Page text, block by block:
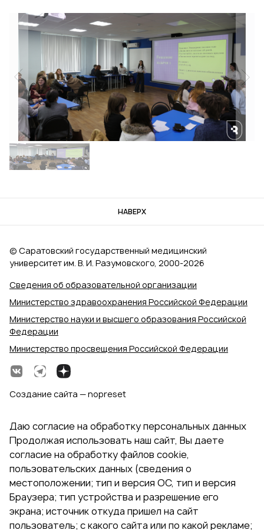
НАВЕРХ
Сведения об образовательной организации
Министерство здравоохранения Российской Федерации
Министерство науки и высшего образования Российской
Федерации
Министерство просвещения Российской Федерации
© Саратовский государственный медицинский
университет им. В. И. Разумовского, 2000‑2026
Создание сайта — nopreset
Даю согласие на обработку персональных данных
Продолжая использовать наш сайт, Вы даете
согласие на обработку файлов cookie,
пользовательских данных (сведения о
местоположении; тип и версия ОС, тип и версия
Браузера; тип устройства и разрешение его
экрана; источник откуда пришел на сайт
пользователь; с какого сайта или по какой рекламе;